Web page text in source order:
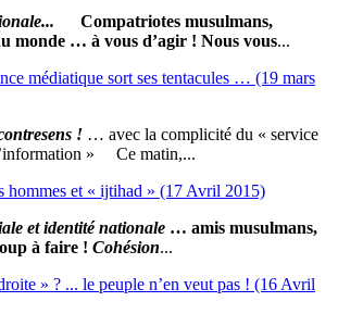
Compatriotes musulmans,
monde … à vous d’agir ! Nous vous...
médiatique sort ses tentacules … (19 mars
! … avec la complicité du « service
» Ce matin,...
hommes et « ijtihad » (17 Avril 2015)
et identité nationale … amis musulmans,
à faire ! Cohésion...
» ? ... le peuple n’en veut pas ! (16 Avril